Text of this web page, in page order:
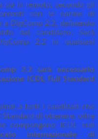
sia in remoto, secondo gli
con le norme di
a DigComp 2.2, definendo
dal candidato. Sarà
2.2 in qualsiasi
2.2 sarà necessario
ICDL Full Standard
a tutti i candidati che
di ottenere, oltre
compongono ICDL Full
internazionale di